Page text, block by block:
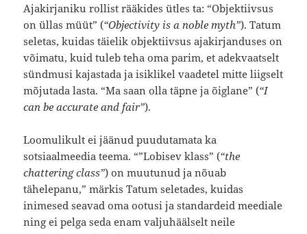
Ajakirjaniku rollist rääkides ütles ta: “Objektiivsus
on üllas müüt” (“Objectivity is a noble myth”). Tatum
seletas, kuidas täielik objektiivsus ajakirjanduses on
võimatu, kuid tuleb teha oma parim, et adekvaatselt
sündmusi kajastada ja isiklikel vaadetel mitte liigselt
mõjutada lasta. “Ma saan olla täpne ja õiglane” (“I
can be accurate and fair”).
Loomulikult ei jäänud puudutamata ka
sotsiaalmeedia teema. “”Lobisev klass” (“the
chattering class”) on muutunud ja nõuab
tähelepanu,” märkis Tatum seletades, kuidas
inimesed seavad oma ootusi ja standardeid meediale
ning ei pelga seda enam valjuhäälselt neile